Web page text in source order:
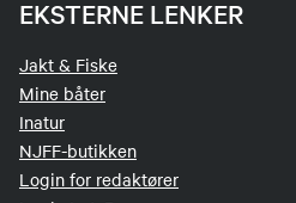
EKSTERNE LENKER
Jakt & Fiske
Mine båter
Inatur
NJFF-butikken
Login for redaktører